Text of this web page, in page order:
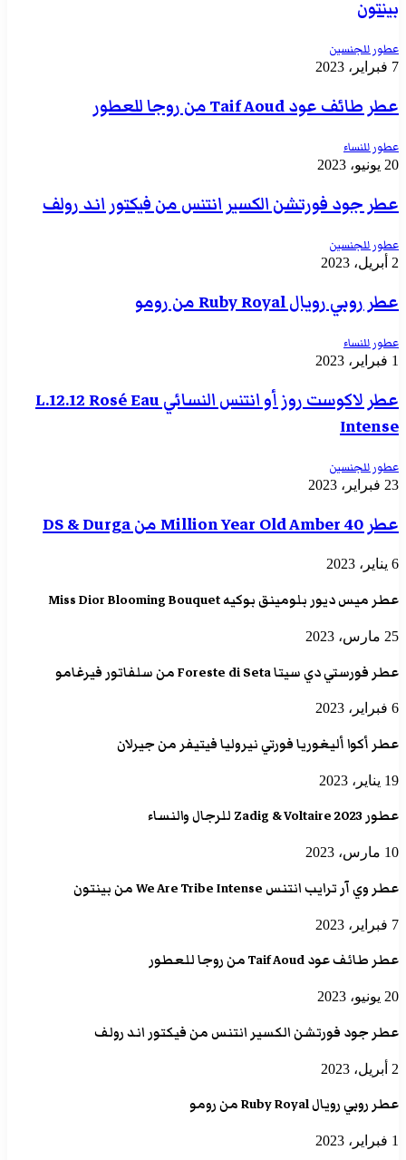
بينتون
عطور للجنسين
7 فبراير، 2023
عطر طائف عود Taif Aoud من روجا للعطور
عطور للنساء
20 يونيو، 2023
عطر جود فورتشن الكسير انتنس من فيكتور اند رولف
عطور للجنسين
2 أبريل، 2023
عطر روبي رويال Ruby Royal من رومو
عطور للنساء
1 فبراير، 2023
عطر لاكوست روز أو انتنس النسائي L.12.12 Rosé Eau
Intense
عطور للجنسين
23 فبراير، 2023
عطر 40 Million Year Old Amber من DS & Durga
6 يناير، 2023
عطر ميس ديور بلومينق بوكيه Miss Dior Blooming Bouquet
25 مارس، 2023
عطر فورستي دي سيتا Foreste di Seta من سلفاتور فيرغامو
6 فبراير، 2023
عطر أكوا أليغوريا فورتي نيروليا فيتيفر من جيرلان
19 يناير، 2023
عطور Zadig & Voltaire 2023 للرجال والنساء
10 مارس، 2023
عطر وي آر ترايب انتنس We Are Tribe Intense من بينتون
7 فبراير، 2023
عطر طائف عود Taif Aoud من روجا للعطور
20 يونيو، 2023
عطر جود فورتشن الكسير انتنس من فيكتور اند رولف
2 أبريل، 2023
عطر روبي رويال Ruby Royal من رومو
1 فبراير، 2023